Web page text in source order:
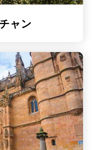
ャン